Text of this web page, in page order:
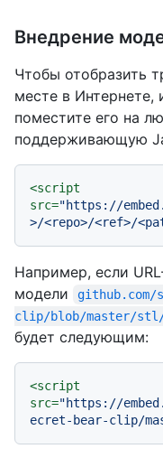
Внедрение
Чтобы отобразить
месте в Интернете,
поместите его на
поддерживающую
<script
src="https://
>/<repo>/<ref>/
Например, если
модели
clip/blob/master/
будет следующим:
<script
src="https://
ecret-bear-clip/